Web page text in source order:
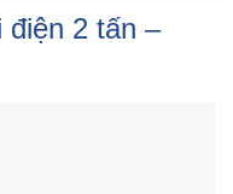
điện 2 tấn –